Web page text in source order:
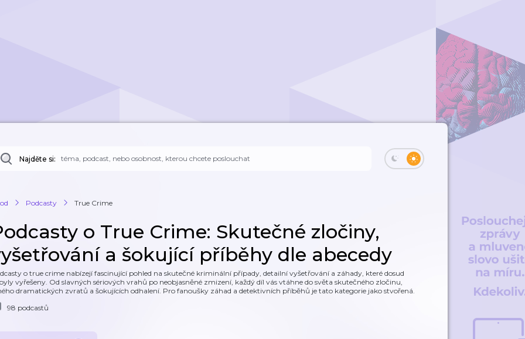
Najděte si:
Podcasty True Crime
o True Crime: Skutečné zločiny,
a šokující příběhy dle abecedy
o true crime nabízejí fascinující pohled na skutečné kriminální případy, detailní vyšetřování a záhady, které dosud
vyřešeny. Od slavných sériových vrahů po neobjasněné zmizení, každý díl vás vtáhne do světa skutečného zločinu,
dramatických zvratů a šokujících odhalení. Pro fanoušky záhad a detektivních příběhů je tato kategorie jako stvořená.
98 podcastů